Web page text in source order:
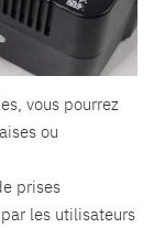
vous pourrez
ou
prises
les utilisateurs